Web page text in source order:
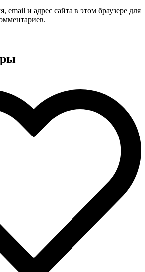
email и адрес сайта в этом браузере для